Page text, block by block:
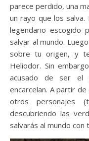
parece perdido, una
un rayo que los salva.
legendario escogido
salvar al mundo.
sobre tu origen, y
Heliodor. Sin
acusado de ser el
encarcelan. A partir
otros personajes
descubriendo las
salvarás al mundo con